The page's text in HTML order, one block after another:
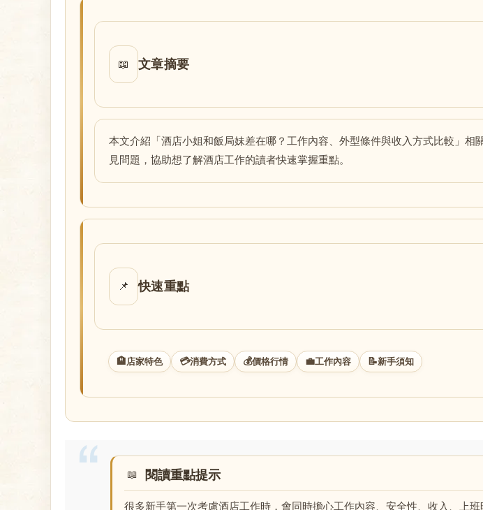
📖 文章摘要
本文介紹「酒店小姐和飯局妹差在哪？工作內容、外型條件與收入方式比較」
見問題，協助想了解酒店工作的讀者快速掌握重點。
📌 快速重點
🏨店家特色 💳消費方式 💰價格行情 💼工作內容 📝新手須知
閱讀重點提示
很多新手第一次考慮酒店工作時，會同時擔心工作內容、安全性、收入、上